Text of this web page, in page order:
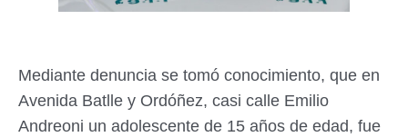
Mediante denuncia se tomó conocimiento, que en
Avenida Batlle y Ordóñez, casi calle Emilio
Andreoni un adolescente de 15 años de edad, fue